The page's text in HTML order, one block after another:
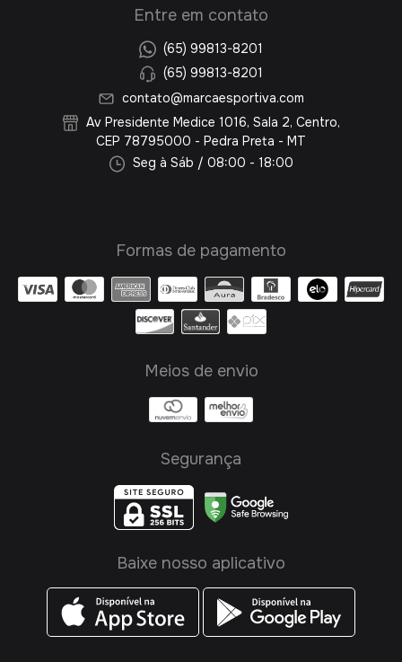
Entre em contato
(65) 99813-8201
(65) 99813-8201
contato@marcaesportiva.com
Av Presidente Medice 1016, Sala 2, Centro,
CEP 78795000 - Pedra Preta - MT
Seg à Sáb / 08:00 - 18:00
Formas de pagamento
Meios de envio
Segurança
Baixe nosso aplicativo